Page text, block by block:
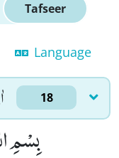
Tafseer
Language
18
بِسْمِ